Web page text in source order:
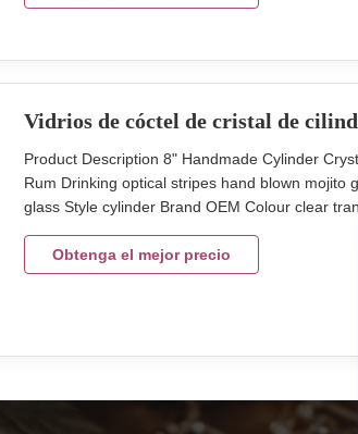
Vidrios de cóctel de cristal de
Product Description 8" Handmade Cylinder
Rum Drinking optical stripes hand blown mojito
glass Style cylinder Brand OEM Colour clear
Province,China Innner pack 4pcs in inner box
height 205mm Unit weight 350g Logo and
Obtenga el mejor precio